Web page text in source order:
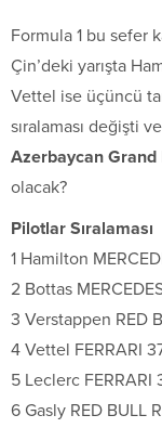
Formula 1 bu sefer
Çin’deki yarışta
Vettel ise üçüncü
sıralaması değişti
Azerbaycan Grand
olacak?
Pilotlar Sıralaması
1 Hamilton
2 Bottas
3 Verstappen RED
4 Vettel FERRARI
5 Leclerc FERRARI
6 Gasly RED BULL